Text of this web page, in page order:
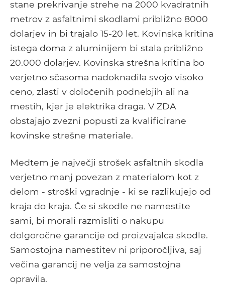
stane prekrivanje strehe na 2000 kvadratnih
metrov z asfaltnimi skodlami približno 8000
dolarjev in bi trajalo 15-20 let. Kovinska kritina
istega doma z aluminijem bi stala približno
20.000 dolarjev. Kovinska strešna kritina bo
verjetno sčasoma nadoknadila svojo visoko
ceno, zlasti v določenih podnebjih ali na
mestih, kjer je elektrika draga. V ZDA
obstajajo zvezni popusti za kvalificirane
kovinske strešne materiale.
Medtem je največji strošek asfaltnih skodla
verjetno manj povezan z materialom kot z
delom - stroški vgradnje - ki se razlikujejo od
kraja do kraja. Če si skodle ne namestite
sami, bi morali razmisliti o nakupu
dolgoročne garancije od proizvajalca skodle.
Samostojna namestitev ni priporočljiva, saj
večina garancij ne velja za samostojna
opravila.